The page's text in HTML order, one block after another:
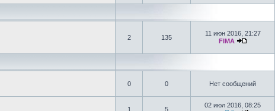
2 135
11 июн 2016, 21:27
FIMA
0 0 Нет сообщений
1 5
02 июл 2016, 08:25